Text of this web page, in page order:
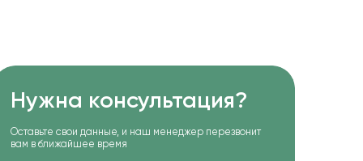
Нужна консультация?
Оставьте свои данные, и наш менеджер перезвонит
вам в ближайшее время